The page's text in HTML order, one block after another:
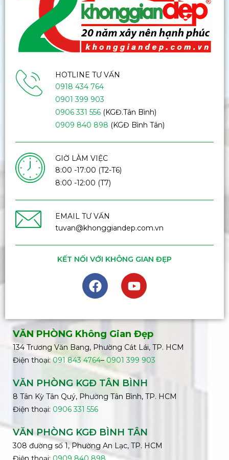
HOTLINE TƯ VẤN
0918 434 764
0901 399 903
0906 331 556(KGĐ.Tân Bình)
0909 840 898 (KGĐ Bình Tân)
GIỜ LÀM VIỆC
8:00 -17:00 (T2-T6)
8:00 -12:00 (T7)
EMAIL TƯ VẤN
tuvan@khonggiandep.com.vn
KẾT NỐI VỚI KHÔNG GIAN ĐẸP
VĂN PHÒNG Không Gian Đẹp
134 Trương Văn Bang, Phường Cát Lái, TP. HCM
Điện thoại: 091 843 4764– 0901 399 903
VĂN PHÒNG KGĐ TÂN BÌNH
8 Tân Kỳ Tân Quý, Phường Tân Bình, TP. HCM
Điện thoại: 0906 331 556
VĂN PHÒNG KGĐ BÌNH TÂN
308 đường số 1, Phường An Lạc, TP. HCM